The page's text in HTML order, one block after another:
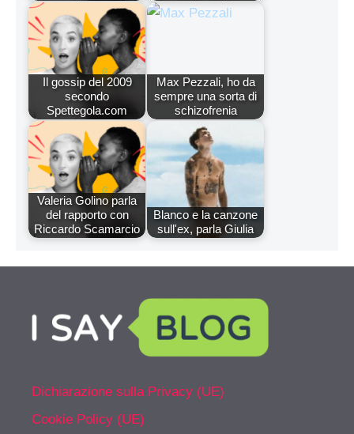
Il gossip del 2009
secondo
Spettegola.com
Max Pezzali, ho da
sempre una sorta di
schizofrenia
Valeria Golino parla
del rapporto con
Riccardo Scamarcio
Blanco e la canzone
sull'ex, parla Giulia
Dichiarazione sulla Privacy (UE)
Cookie Policy (UE)